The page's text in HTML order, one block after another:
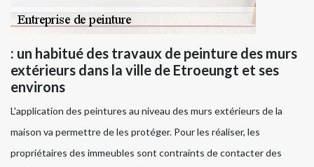
: un habitué des travaux de peinture des murs
extérieurs dans la ville de Etroeungt et ses
environs
L'application des peintures au niveau des murs extérieurs de la
maison va permettre de les protéger. Pour les réaliser, les
propriétaires des immeubles sont contraints de contacter des